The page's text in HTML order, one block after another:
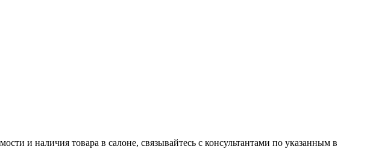
и наличия товара в салоне, связывайтесь с консультантами по указанным в